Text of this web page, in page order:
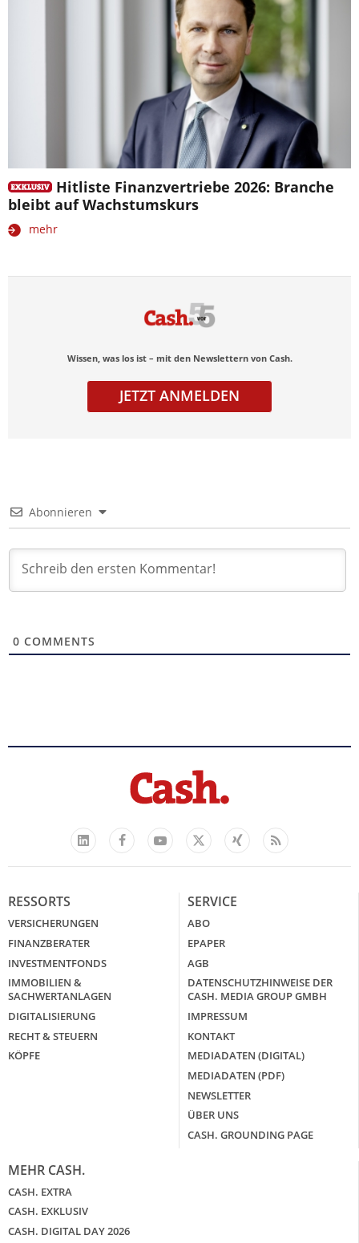
Hitliste Finanzvertriebe 2026: Branche
bleibt auf Wachstumskurs
mehr
Wissen, was los ist – mit den Newslettern von Cash.
JETZT ANMELDEN
Abonnieren
0 COMMENTS
LinkedIn
FacebookYouTube
X
Xing Feed
RESSORTS
VERSICHERUNGEN
FINANZBERATER
INVESTMENTFONDS
IMMOBILIEN &
SACHWERTANLAGEN
DIGITALISIERUNG
RECHT & STEUERN
KÖPFE
SERVICE
ABO
EPAPER
AGB
DATENSCHUTZHINWEISE DER
CASH. MEDIA GROUP GMBH
IMPRESSUM
KONTAKT
MEDIADATEN (DIGITAL)
MEDIADATEN (PDF)
NEWSLETTER
ÜBER UNS
CASH. GROUNDING PAGE
MEHR CASH.
CASH. EXTRA
CASH. EXKLUSIV
CASH. DIGITAL DAY 2026